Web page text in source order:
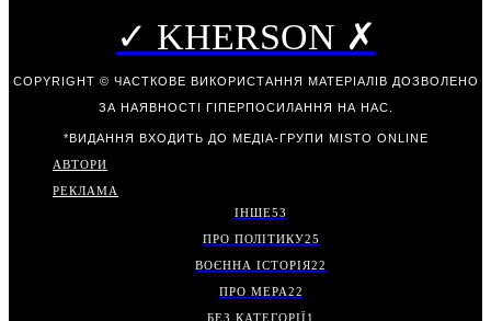
✓ KHERSON ✗
COPYRIGHT © ЧАСТКОВЕ ВИКОРИСТАННЯ МАТЕРІАЛІВ ДОЗВОЛЕНО
ЗА НАЯВНОСТІ ГІПЕРПОСИЛАННЯ НА НАС.
*ВИДАННЯ ВХОДИТЬ ДО МЕДІА-ГРУПИ MISTO ONLINE
АВТОРИ
РЕКЛАМА
ІНШЕ53
ПРО ПОЛІТИКУ25
ВОЄННА ІСТОРІЯ22
ПРО МЕРА22
БЕЗ КАТЕГОРІЇ1